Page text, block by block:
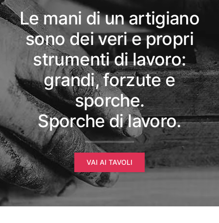
Le mani di un artigiano
sono dei veri e propri
strumenti di lavoro:
grandi, forzute e
sporche.
Sporche di lavoro.
VAI AI TAVOLI